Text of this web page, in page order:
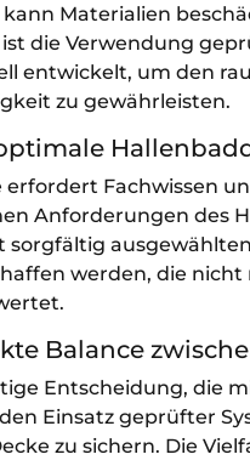
Materialien
die Verwendung
entwickelt, um den
zu gewährleisten.
Fachwissen
Anforderungen des
sorgfältig
werden, die
Balance
Entscheidung, die
Einsatz geprüfter
zu sichern. Die